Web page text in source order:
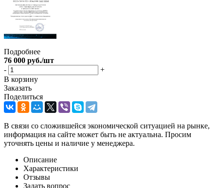
Подробнее
76 000 руб./шт
-
+
В корзину
Заказать
Поделиться
В связи со сложившейся экономической ситуацией на рынке,
информация на сайте может быть не актуальна. Просим
уточнять цены и наличие у менеджера.
Описание
Характеристики
Отзывы
Задать вопрос